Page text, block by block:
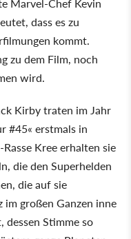
dass es zu
kommt.
zu dem Film, noch
wird.
Kirby traten im Jahr
#45« erstmals in
Kree erhalten sie
die den Superhelden
die auf sie
großen Ganzen inne
Stimme so